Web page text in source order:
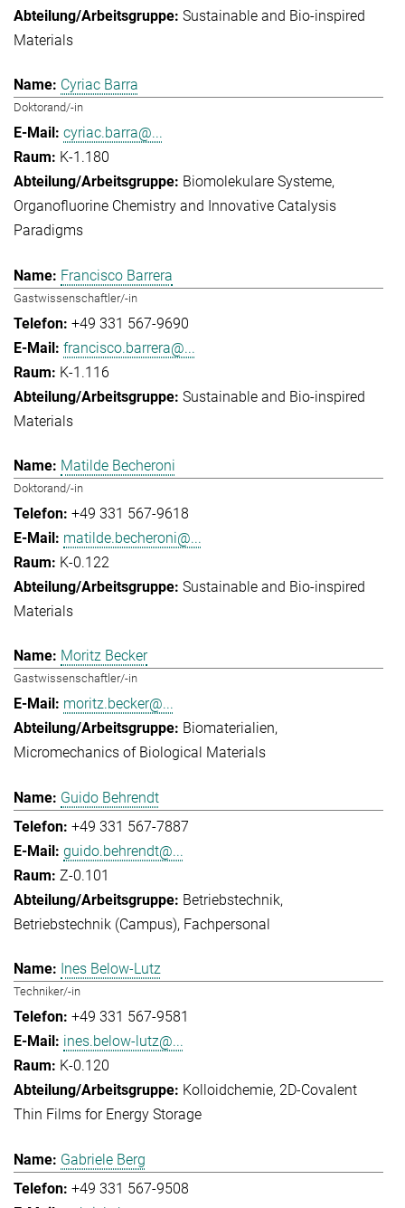
Sustainable and Bio-inspired
Materials
Cyriac Barra
Doktorand/-in
cyriac.barra@...
K-1.180
Biomolekulare Systeme
Organofluorine Chemistry and Innovative Catalysis
Paradigms
Francisco Barrera
Gastwissenschaftler/-in
+49 331 567-9690
francisco.barrera@...
K-1.116
Sustainable and Bio-inspired
Materials
Matilde Becheroni
Doktorand/-in
+49 331 567-9618
matilde.becheroni@...
K-0.122
Sustainable and Bio-inspired
Materials
Moritz Becker
Gastwissenschaftler/-in
moritz.becker@...
Biomaterialien
Micromechanics of Biological Materials
Guido Behrendt
+49 331 567-7887
guido.behrendt@...
Z-0.101
Betriebstechnik
Betriebstechnik (Campus) Fachpersonal
Ines Below-Lutz
Techniker/-in
+49 331 567-9581
ines.below-lutz@...
K-0.120
Kolloidchemie 2D-Covalent
Thin Films for Energy Storage
Gabriele Berg
+49 331 567-9508